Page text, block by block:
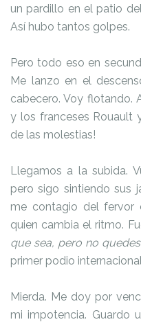
un pardillo en el patio
Así hubo tantos golpes.
Pero todo eso en
Me lanzo en el
cabecero. Voy flotando.
y los franceses Rouault
de las molestias!
Llegamos a la subida.
pero sigo sintiendo sus
me contagio del fervor
quien cambia el ritmo.
que sea, pero no
primer podio
Mierda. Me doy por
mi impotencia. Guardo